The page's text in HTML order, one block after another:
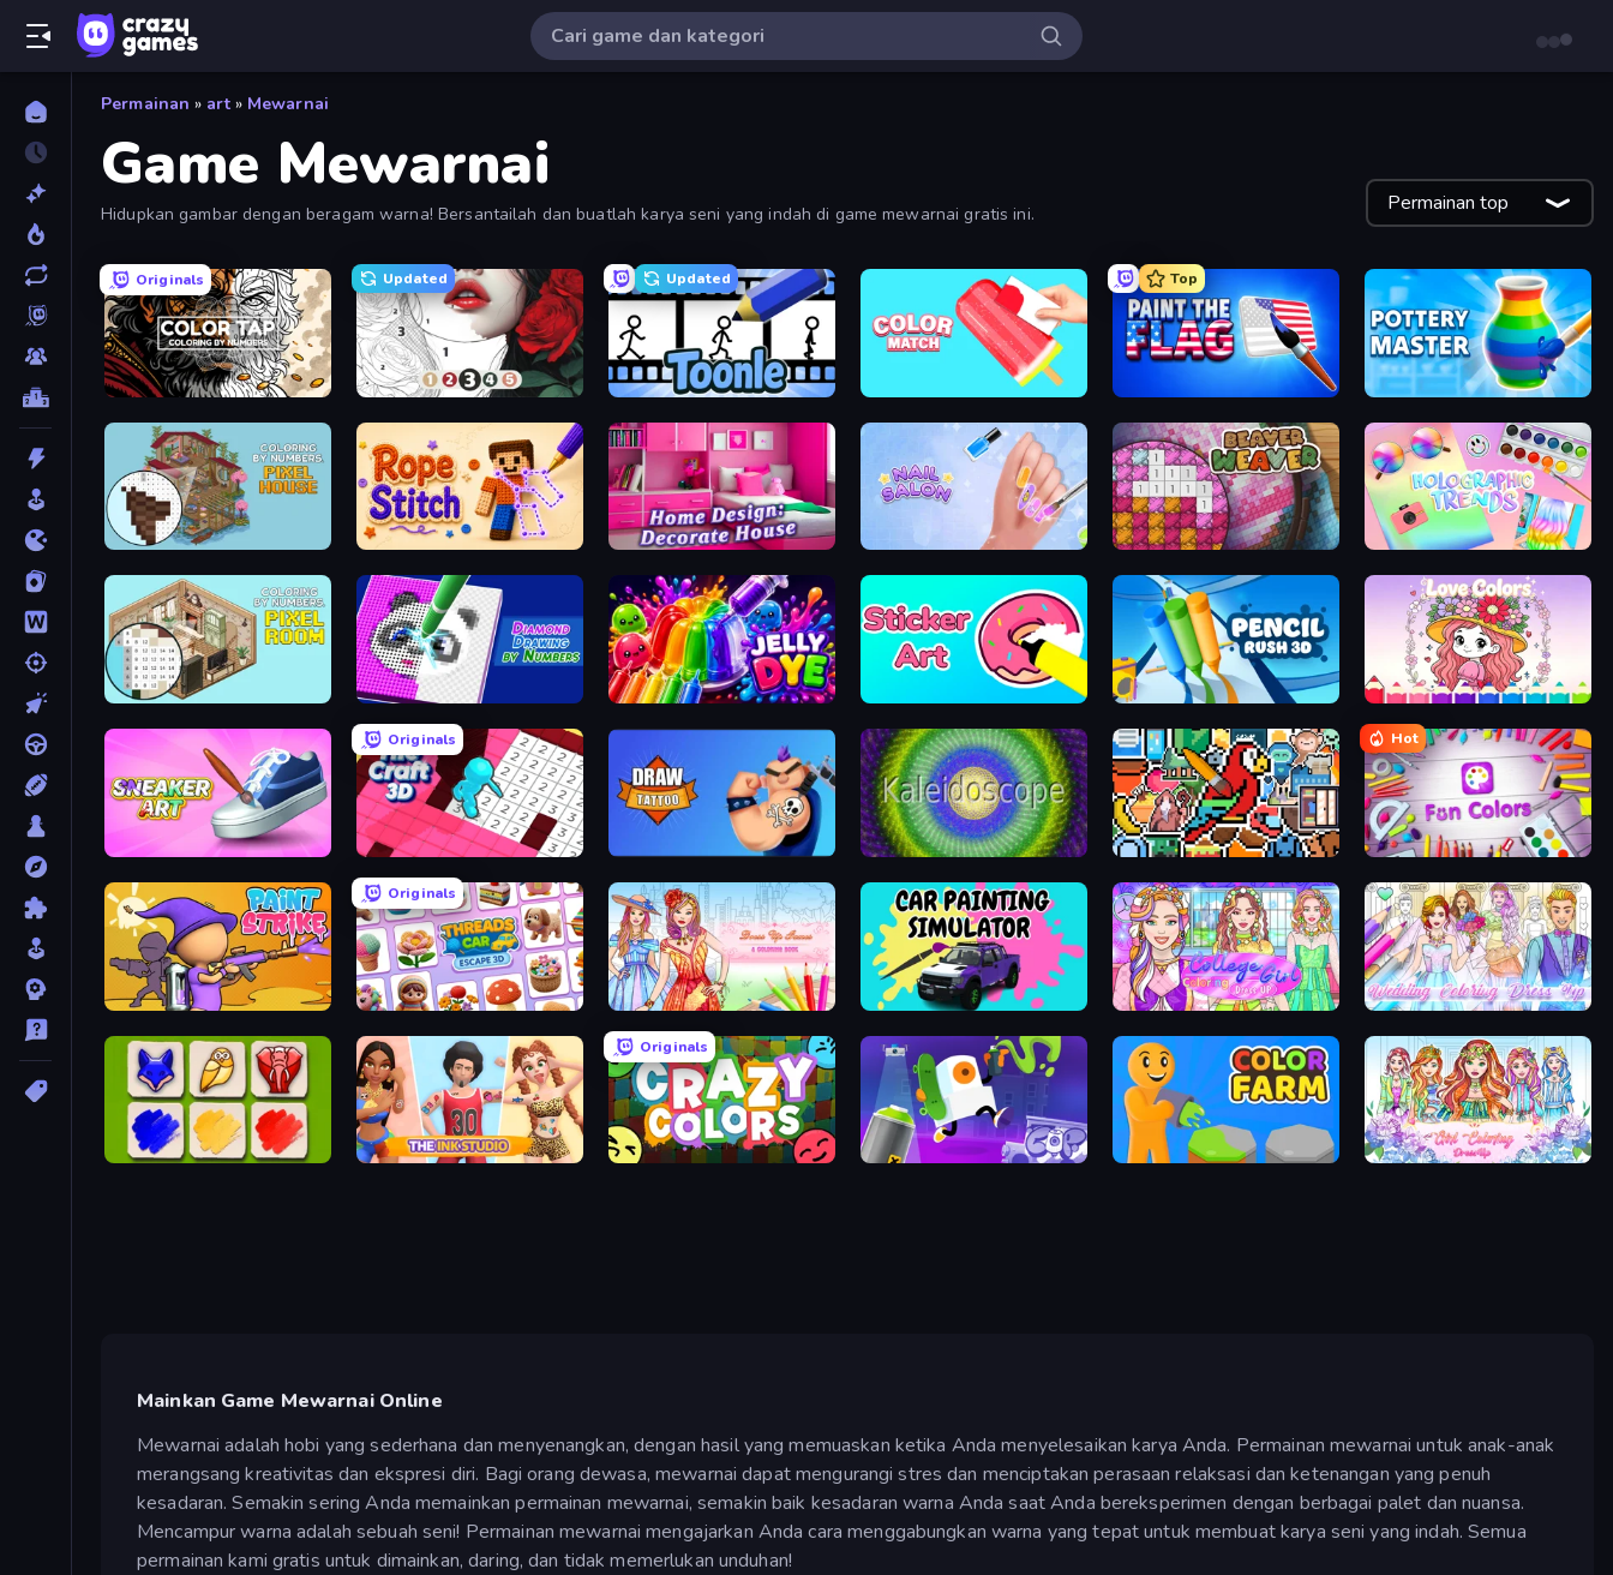
Permainan » art » Mewarnai
Game Mewarnai
Hidupkan gambar dengan beragam warna! Bersantailah dan buatlah karya seni yang indah di game mewarnai gratis ini. Permainan top
Originals
Color Tap: Coloring by Numbers
Updated
Numicolor
Updated
Toonle
Top
Pottery Master
Rope Stitch Puzzle Home Design: Decorate House Nail Salon Beaver Weaver Holographic Trends
Diamond Drawing by Numbers Jelly Dye Pencil Rush Love Colors
Sneaker Art
Originals
Tile Craft 3D Kaleidoscope The Frame: Pixel Art
Hot
Fun Colors
Paint Strike
Originals
Threads Car Escape 3D Dress Up Games & Coloring Book Car Painting Simulator College Girl Coloring Dress Up Wedding Coloring Dress Up Game
Timberland Arrange Puzzle Game The Ink Studio
Originals
Crazy Colors Graffiti Time Color Farm Girl Coloring Dress Up
Mainkan Game Mewarnai Online
Mewarnai adalah hobi yang sederhana dan menyenangkan, dengan hasil yang memuaskan ketika Anda menyelesaikan karya Anda. Permainan mewarnai untuk anak-anak
merangsang kreativitas dan ekspresi diri. Bagi orang dewasa, mewarnai dapat mengurangi stres dan menciptakan perasaan relaksasi dan ketenangan yang penuh
kesadaran. Semakin sering Anda memainkan permainan mewarnai, semakin baik kesadaran warna Anda saat Anda bereksperimen dengan berbagai palet dan nuansa.
Mencampur warna adalah sebuah seni! Permainan mewarnai mengajarkan Anda cara menggabungkan warna yang tepat untuk membuat karya seni yang indah. Semua
permainan kami gratis untuk dimainkan, daring, dan tidak memerlukan unduhan!